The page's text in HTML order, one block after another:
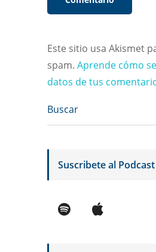
Este sitio usa Akismet
spam. Aprende cómo
datos de tus
Suscribete al Podcast